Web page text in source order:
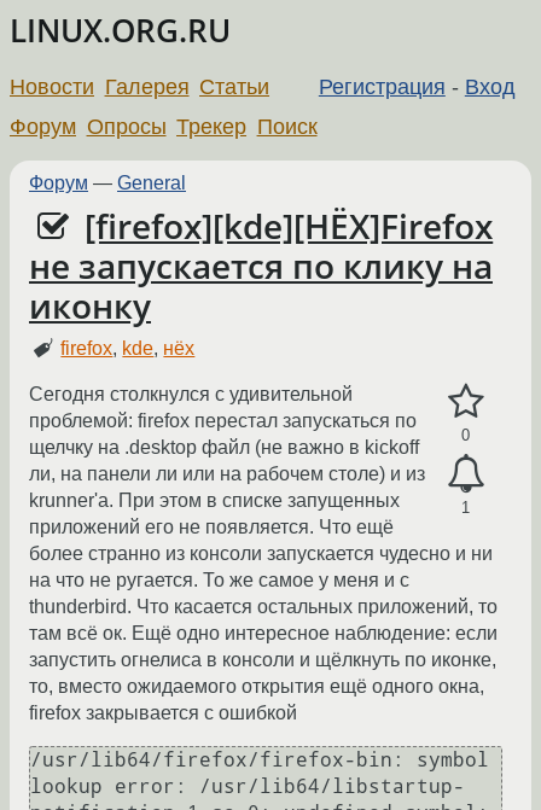
LINUX.ORG.RU
Регистрация - Вход
Новости Галерея Статьи
Форум Опросы Трекер Поиск
Форум — General
[firefox][kde][НЁХ]Firefox
не запускается по клику на
иконку
firefox, kde, нёх
0
1
Сегодня столкнулся с удивительной
проблемой: firefox перестал запускаться по
щелчку на .desktop файл (не важно в kickoff
ли, на панели ли или на рабочем столе) и из
krunner'а. При этом в списке запущенных
приложений его не появляется. Что ещё
более странно из консоли запускается чудесно и ни
на что не ругается. То же самое у меня и с
thunderbird. Что касается остальных приложений, то
там всё ок. Ещё одно интересное наблюдение: если
запустить огнелиса в консоли и щёлкнуть по иконке,
то, вместо ожидаемого открытия ещё одного окна,
firefox закрывается с ошибкой
/usr/lib64/firefox/firefox-bin: symbol
lookup error: /usr/lib64/libstartup-